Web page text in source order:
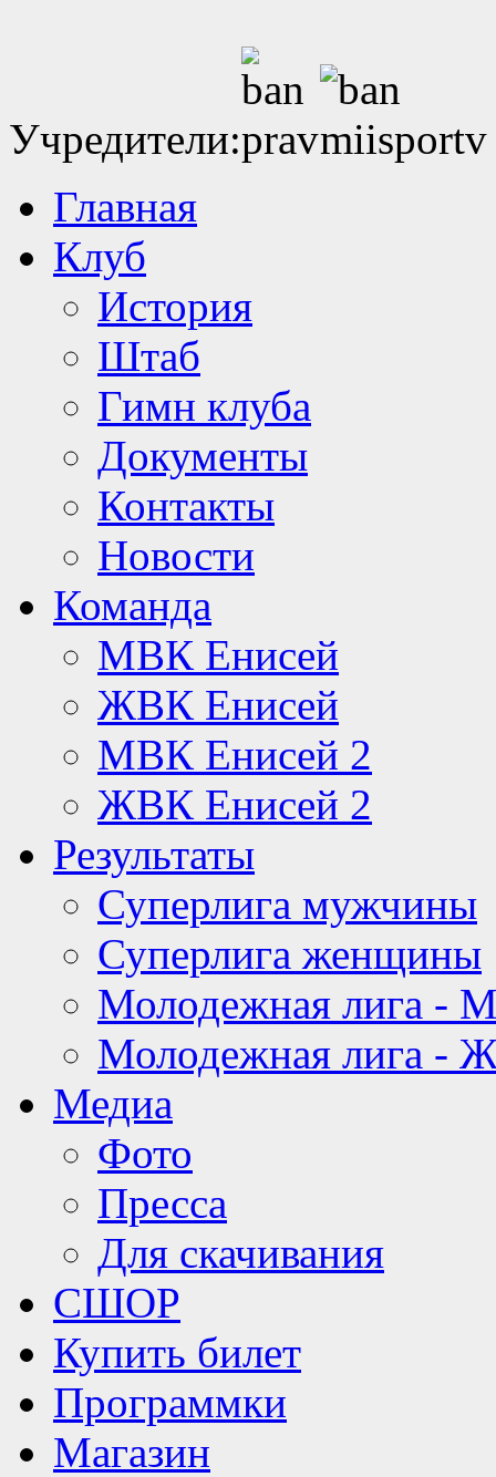
Учредители:
Главная
Клуб
История
Штаб
Гимн клуба
Документы
Контакты
Новости
Команда
МВК Енисей
ЖВК Енисей
МВК Енисей 2
ЖВК Енисей 2
Результаты
Суперлига мужчины
Суперлига женщины
Молодежная лига -
Молодежная лига -
Медиа
Фото
Пресса
Для скачивания
СШОР
Купить билет
Программки
Магазин